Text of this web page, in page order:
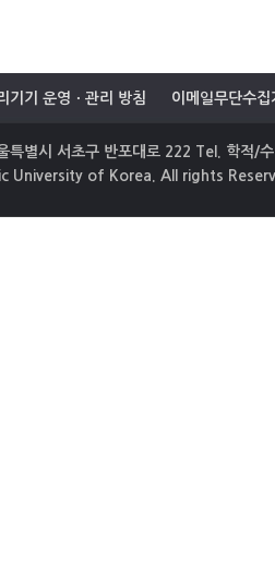
기기 운영ㆍ관리 방침 이메일무단수집
특별시 서초구 반포대로 222 Tel. 학적/
University of Korea. All rights